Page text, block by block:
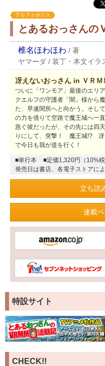
アルファポリス
とあるおっさんの
椎名ほわほわ / 著
ヤマーダ / 装丁・本文イラ
冴えないおっさん in ＶＲＭ
ついに「ワンモア」最後のエリ
クエルフの守護者「闇」様から
た、早速関所へと向かう。そし
の力を借りて空路で魔王城へ一
急ぐ彼だったが、その先には四
りにして、突撃！ 魔王城!? 冴
で今日も我が道を行く！
■単行本 ■定価1,320円（10%税
発売日は書店、各電子ストアに
立ち読
連載
特設サイト
CHECK!!